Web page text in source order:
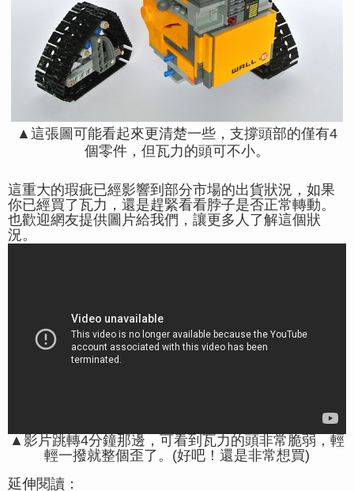
▲這張圖可能看起來更清楚一些，支撐頭部的僅有4
個零件，但瓦力的頭可不小。
這重大的瑕疵已經影響到部分市場的出貨狀況，如果
你已經買了瓦力，還是趕緊看看脖子是否正常轉動。
也歡迎網友提供圖片給我們，讓更多人了解這個狀
況。
▲影片跳轉4分鐘那邊，可看到瓦力的頭非常脆弱，輕
輕一撥就整個歪了。(好吧！還是非常想買)
延伸閱讀：